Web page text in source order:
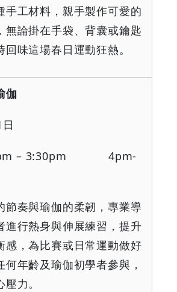
手工材料，親手製作可愛的
無論掛在手袋、背囊或鑰匙
味這場春日運動狂熱。
伽
日
– 3:30pm 4pm-
節奏與瑜伽的柔韌，專業導
進行熱身與伸展練習，提升
感，為比賽或日常運動做好
何年齡及瑜伽初學者參與，
力。